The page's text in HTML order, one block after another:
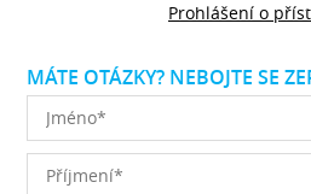
Prohlášení o
MÁTE OTÁZKY? NEBOJTE SE